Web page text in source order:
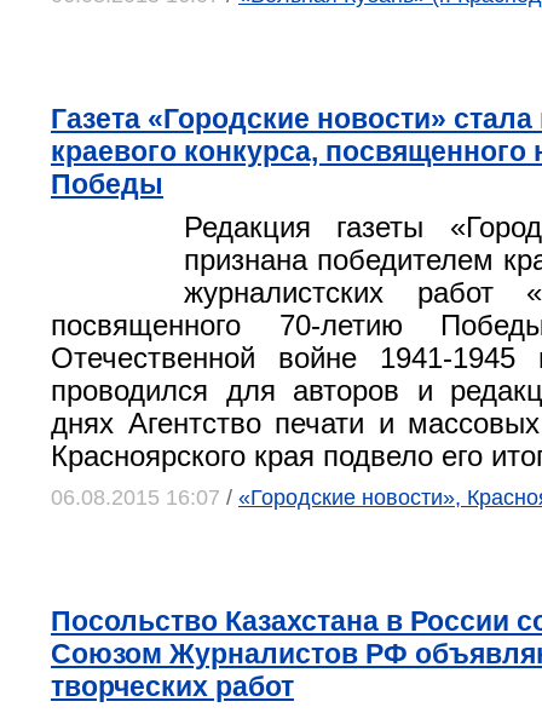
Газета «Городские новости»
краевого конкурса,
Победы
Редакция газеты
признана победителем
журналистских
посвященного 70-летию
Отечественной войне 1941-1945
проводился для авторов и
днях Агентство печати и
Красноярского края подвело его
06.08.2015 16:07 / «Городские новости»,
Посольство Казахстана в России
Союзом Журналистов РФ
творческих работ